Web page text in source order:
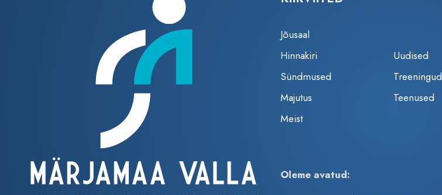
Jõusaal
Hinnakiri
Uudised
Sündmused
Treeningud
Majutus
Teenused
Meist
Oleme avatud: